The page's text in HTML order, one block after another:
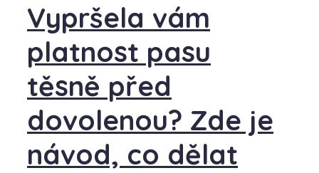
Vypršela vám
platnost pasu
těsně před
dovolenou? Zde je
návod, co dělat